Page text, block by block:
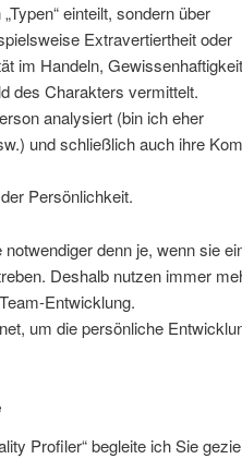
einteilt, sondern über
Extravertiertheit oder
im Handeln,
des Charakters vermittelt.
analysiert (bin ich eher
und schließlich auch ihre
Persönlichkeit.
denn je, wenn sie
Deshalb nutzen immer
Entwicklung.
um die persönliche
Profiler“ begleite ich Sie